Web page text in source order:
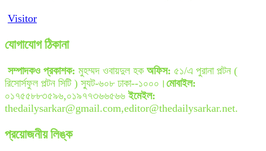
Visitor
যোগাযোগ ঠিকানা
সম্পাদকও প্রকাশক: মুহম্মদ ওবায়দুল হক অফিস: ৫১/এ পুরানা পল্টন (
রিসোর্সফুল পল্টন সিটি ) স্যুট-৬০৮ ঢাকা--১০০০। মোবাইল:
০১৭৫৫৮৮৩৫৯৬,০১৯৭৭৩৬৬৫৬৬ইমেইল:
thedailysarkar@gmail.com,editor@thedailysarkar.net.
প্রয়োজনীয় লিঙ্ক